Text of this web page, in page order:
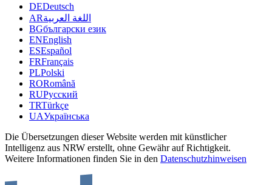
DEDeutsch
ARاللغة العربية
BGбългарски език
ENEnglish
ESEspañol
FRFrançais
PLPolski
RORomână
RUРусский
TRTürkçe
UAУкраїнська
Die Übersetzungen dieser Website werden mit künstlicher
Intelligenz aus NRW erstellt, ohne Gewähr auf Richtigkeit.
Weitere Informationen finden Sie in den Datenschutzhinweisen